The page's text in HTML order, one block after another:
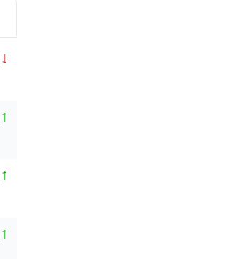
↓
↑
↑
↑